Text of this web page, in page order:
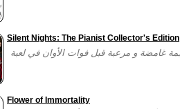
Silent Nights: The Pianist Collector's Edition
Flower of Immortality